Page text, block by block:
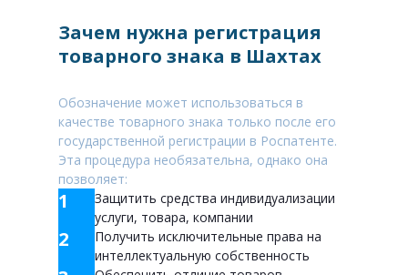
Зачем нужна регистрация
товарного знака в Шахтах
Обозначение может использоваться в
качестве товарного знака только после его
государственной регистрации в Роспатенте.
Эта процедура необязательна, однако она
позволяет:
1
Защитить средства индивидуализации
услуги, товара, компании
2
Получить исключительные права на
интеллектуальную собственность